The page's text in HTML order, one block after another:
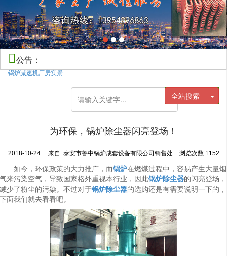
公告：
锅炉减速机厂房实景
全站搜索
为环保，锅炉除尘器闪亮登场！
2018-10-24 来自: 泰安市鲁中锅炉成套设备有限公司销售处 浏览次数:1152
如今，环保政策的大力推广，而锅炉在燃煤过程中，容易产生大量烟
气来污染空气，导致国家格外重视本行业，因此锅炉除尘器的闪亮登场，
减少了粉尘的污染。不过对于锅炉除尘器的选购还是有需要说明一下的，
下面我们就去看看吧。